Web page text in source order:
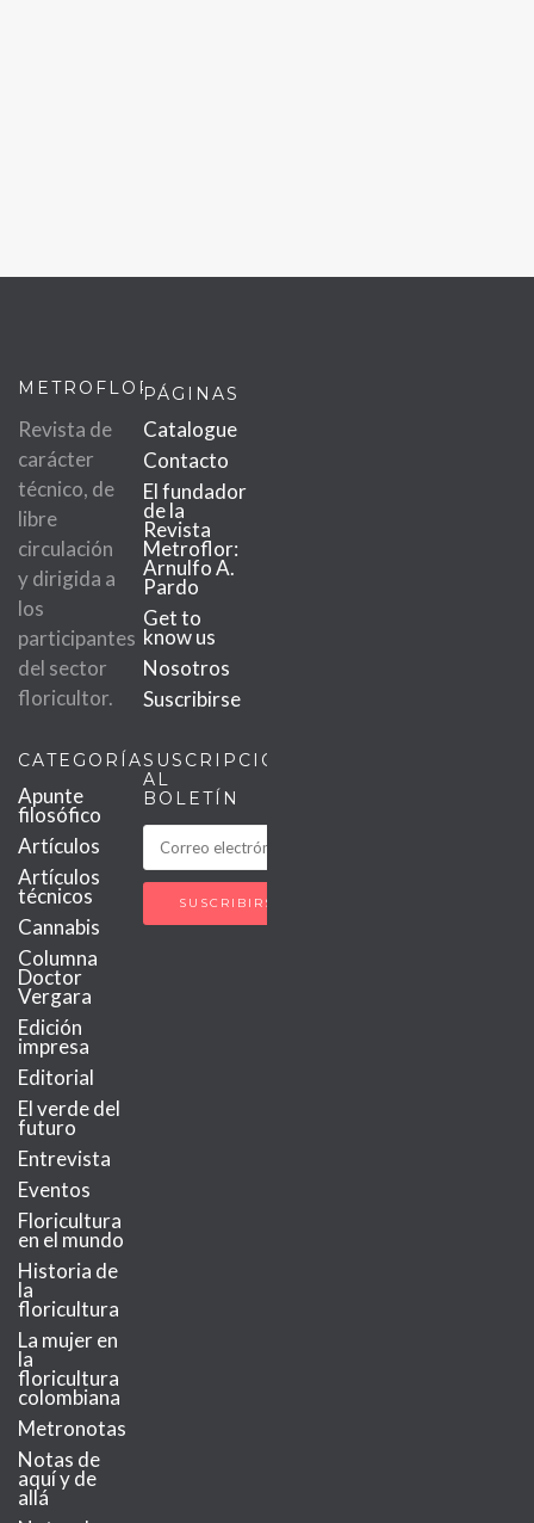
METROFLOR
Revista de
carácter
técnico, de
libre
circulación
y dirigida a
los
participantes
del sector
floricultor.
PÁGINAS
Catalogue
Contacto
El fundador
de la
Revista
Metroflor:
Arnulfo A.
Pardo
Get to
know us
Nosotros
Suscribirse
CATEGORÍAS
Apunte
filosófico
Artículos
Artículos
técnicos
Cannabis
Columna
Doctor
Vergara
Edición
impresa
Editorial
El verde del
futuro
Entrevista
Eventos
Floricultura
en el mundo
Historia de
la
floricultura
La mujer en
la
floricultura
colombiana
Metronotas
Notas de
aquí y de
allá
SUSCRIPCIÓN
AL
BOLETÍN